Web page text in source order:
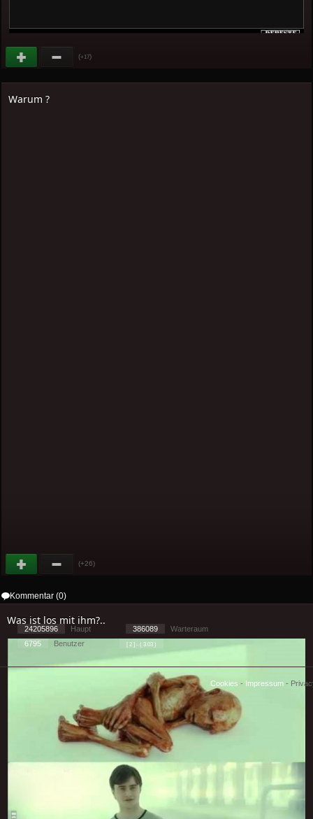
(+17)
Warum ?
(+26)
Kommentar (0)
Was ist los mit ihm?..
24205896 Haupt 386089
Warteraum
6795
Benutzer [ 2 ] - ( 3.03 )
Cookies - Impressum -